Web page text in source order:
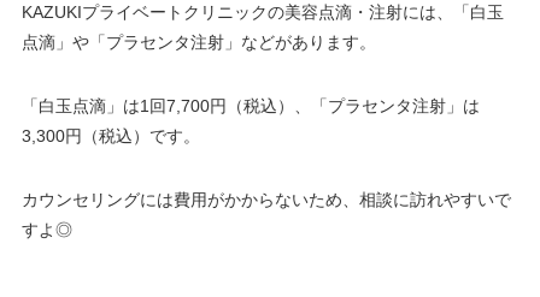
KAZUKIプライベートクリニックの美容点滴・注射には、「白玉
点滴」や「プラセンタ注射」などがあります。
「白玉点滴」は1回7,700円（税込）、「プラセンタ注射」は
3,300円（税込）です。
カウンセリングには費用がかからないため、相談に訪れやすいで
すよ◎